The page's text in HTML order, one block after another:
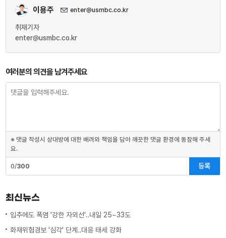
이용주 enter@usmbc.co.kr
취재기자
enter@usmbc.co.kr
여러분의 의견을 남겨주세요
※ 댓글 작성시 상대방에 대한 배려와 책임을 담아 깨끗한 댓글 환경에 동참해 주세
요.
0/300 등록
최신뉴스
입추에도 폭염 '강한 자외선'‥내일 25~33도
화재위험경보 '심각' 단계‥대응 태세 강화